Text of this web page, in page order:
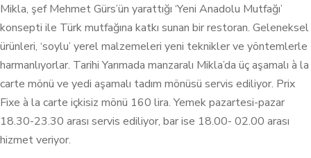
Mikla, şef Mehmet Gürs’ün yarattığı ‘Yeni Anadolu Mutfağı’
konsepti ile Türk mutfağına katkı sunan bir restoran. Geleneksel
ürünleri, ‘soylu’ yerel malzemeleri yeni teknikler ve yöntemlerle
harmanlıyorlar. Tarihi Yarımada manzaralı Mikla’da üç aşamalı à la
carte mönü ve yedi aşamalı tadım mönüsü servis ediliyor. Prix
Fixe à la carte içkisiz mönü 160 lira. Yemek pazartesi-pazar
18.30-23.30 arası servis ediliyor, bar ise 18.00- 02.00 arası
hizmet veriyor.